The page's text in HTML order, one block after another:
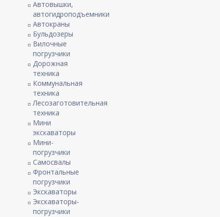
Автовышки,
автогидроподъемники
Автокраны
Бульдозеры
Вилочные
погрузчики
Дорожная
техника
Коммунальная
техника
Лесозаготовительная
техника
Мини
экскаваторы
Мини-
погрузчики
Самосвалы
Фронтальные
погрузчики
Экскаваторы
Экскаваторы-
погрузчики